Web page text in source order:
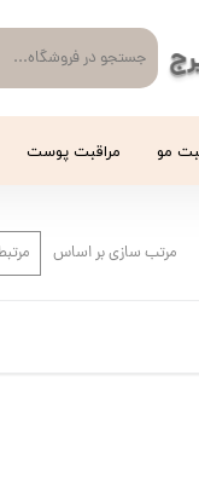
مو مراقبت پوست
مرتب سازی بر اساس